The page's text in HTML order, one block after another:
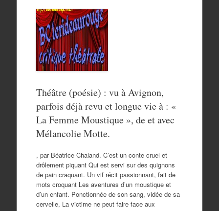
Théâtre (poésie) : vu à Avignon,
parfois déjà revu et longue vie à : «
La Femme Moustique », de et avec
Mélancolie Motte.
, par Béatrice Chaland. C’est un conte cruel et
drôlement piquant Qui est servi sur des quignons
de pain craquant. Un vif récit passionnant, fait de
mots croquant Les aventures d’un moustique et
d’un enfant. Ponctionnée de son sang, vidée de sa
cervelle, La victime ne peut faire face aux